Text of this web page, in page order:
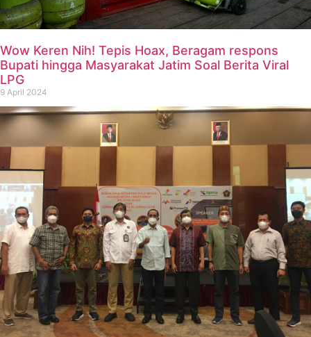
Wow Keren Nih! Tepis Hoax, Beragam respons
Bupati hingga Masyarakat Jatim Soal Berita Viral
LPG
9 April 2024